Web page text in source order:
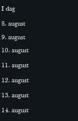
I dag
8. august
9. august
10. august
11. august
12. august
13. august
14. august